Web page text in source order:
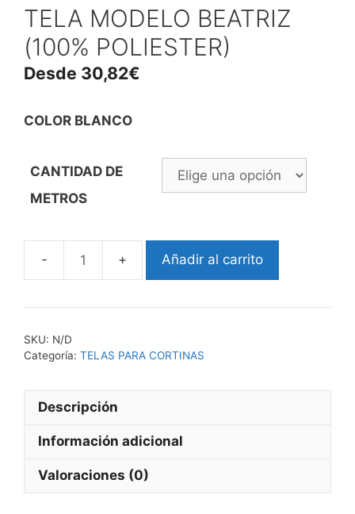
TELA MODELO BEATRIZ
(100% POLIESTER)
Desde 30,82€
COLOR BLANCO
CANTIDAD DE
METROS
TELA
BEATRIZ
POLIESTER)
Añadir al carrito
SKU: N/D
Categoría: TELAS PARA CORTINAS
Descripción
Información adicional
Valoraciones (0)